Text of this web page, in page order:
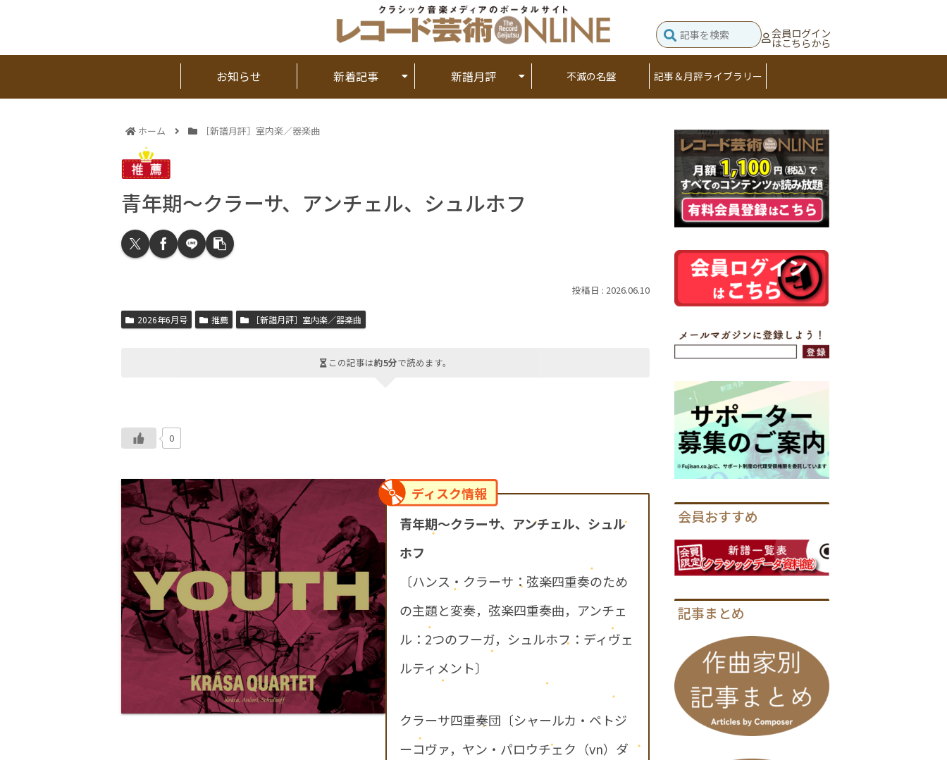
会員ログイン
はこちらから
お知らせ 新着記事 新譜月評 不滅の名盤 記事＆月評ライブラリー
ホーム ［新譜月評］室内楽／器楽曲
青年期～クラーサ、アンチェル、シュルホフ
2026.06.10
2026年6月号 推薦 ［新譜月評］室内楽／器楽曲
この記事は約5分で読めます。
0
ディスク情報
青年期～クラーサ、アンチェル、シュル
ホフ
〔ハンス・クラーサ：弦楽四重奏のため
の主題と変奏，弦楽四重奏曲，アンチェ
ル：2つのフーガ，シュルホフ：ディヴェ
ルティメント〕
クラーサ四重奏団〔シャールカ・ペトジ
ーコヴァ，ヤン・パロウチェク（vn）ダ
会員おすすめ
記事まとめ